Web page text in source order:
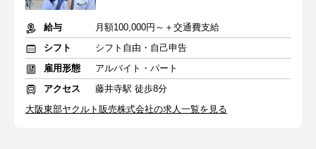
給与
月額100,000円～＋交通費支給
シフト
シフト自由・自己申告
雇用形態
アルバイト・パート
アクセス
藤井寺駅 徒歩8分
大阪東部ヤクルト販売株式会社の求人一覧を見る